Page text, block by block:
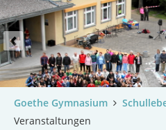
Goethe Gymnasium
Veranstaltungen